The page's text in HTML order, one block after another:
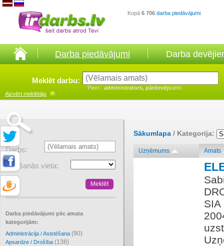
Kopā 6 706 darba piedāvājumi
Darba piedāvājumi Darba
Meklēt darbu:
Piem.: administrators, pārdevējsutml.
Aizvērt meklētāju
Darbs:
Atrašanās vieta:
Darba piedāvājumi pēc amata
kategorijām:
Administrācija / Asistēšana (90)
Apsardze / Drošība (138)
Sākumlapa / Kategorija:
Uzņēmums Amats